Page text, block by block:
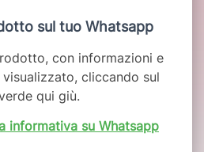
sul tuo Whatsapp
con informazioni e
cliccando sul
qui giù.
informativa su Whatsapp